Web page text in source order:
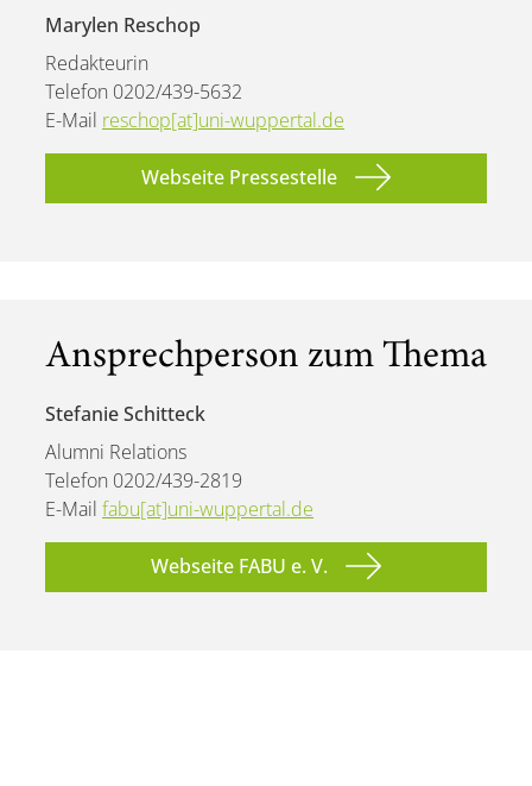
Marylen Reschop
Redakteurin
Telefon 0202/439-5632
E-Mail reschop[at]uni-wuppertal.de
Webseite Pressestelle
Ansprechperson zum Thema
Stefanie Schitteck
Alumni Relations
Telefon 0202/439-2819
E-Mail fabu[at]uni-wuppertal.de
Webseite FABU e. V.